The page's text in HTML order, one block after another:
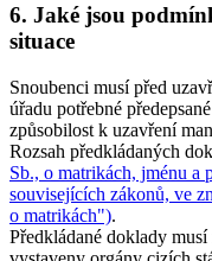
6. Jaké jsou
situace
Snoubenci musí před
úřadu potřebné
způsobilost k uzavření
Rozsah předkládaných
Sb., o matrikách, jménu a
souvisejících zákonů, ve
o matrikách").
Předkládané doklady